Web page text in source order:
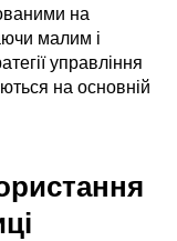
на
малим і
управління
на основній